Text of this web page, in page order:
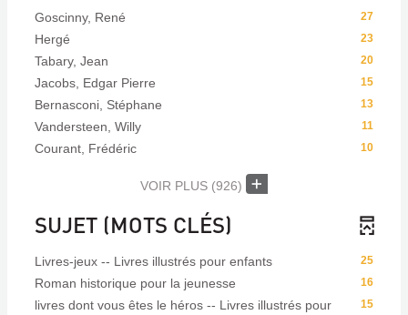
27
Goscinny, René
23
Hergé
20
Tabary, Jean
15
Jacobs, Edgar Pierre
13
Bernasconi, Stéphane
11
Vandersteen, Willy
10
Courant, Frédéric
VOIR PLUS (926)
SUJET (MOTS CLÉS)
25
Livres-jeux -- Livres illustrés pour enfants
16
Roman historique pour la jeunesse
15
livres dont vous êtes le héros -- Livres illustrés pour